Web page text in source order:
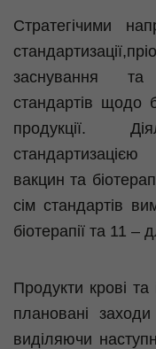
Стратегічими
заснування та
стандартів щодо
продукції.
вакцин та
сім стандартів
біотерапії та 11 –
Продукти крові та
плановані заходи
виділяючи